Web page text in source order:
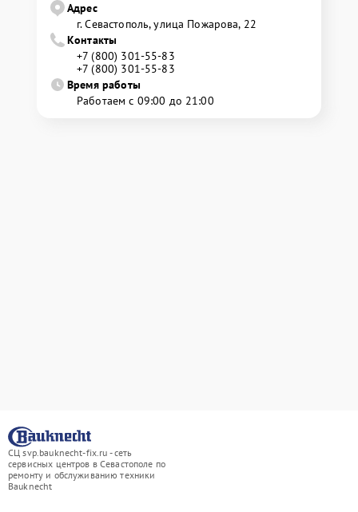
Адрес
г. Севастополь, улица Пожарова, 22
Контакты
+7 (800) 301-55-83
+7 (800) 301-55-83
Время работы
Работаем с 09:00 до 21:00
СЦ svp.bauknecht-fix.ru - сеть
сервисных центров в Севастополе по
ремонту и обслуживанию техники
Bauknecht